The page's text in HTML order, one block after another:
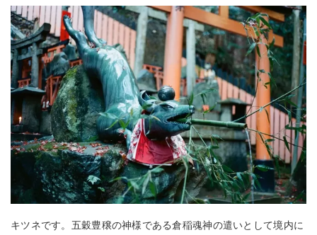
キツネです。五穀豊穣の神様である倉稲魂神の遣いとして境内に